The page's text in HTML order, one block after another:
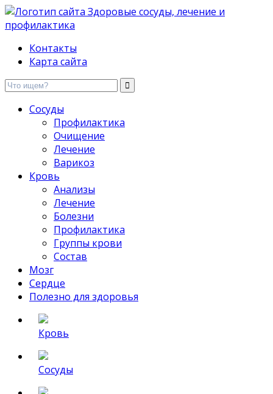
Здоровые сосуды, лечение и профилактика
Контакты
Карта сайта
Сосуды
Профилактика
Очищение
Лечение
Варикоз
Кровь
Анализы
Лечение
Болезни
Профилактика
Группы крови
Состав
Мозг
Сердце
Полезно для здоровья
Кровь
Сосуды